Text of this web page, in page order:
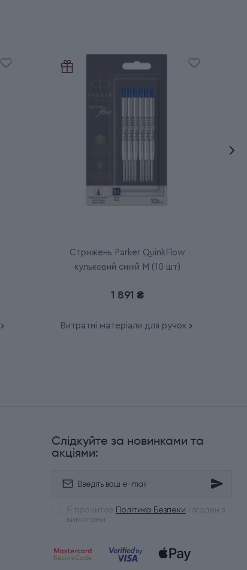
Стрижень Parker QuinkFlow
кульковий синій M (10 шт)
1 891 ₴
Витратні матеріали для ручок
Слідкуйте за новинками та
акціями:
Я прочитав Політика Безпеки і згоден з
вимогами